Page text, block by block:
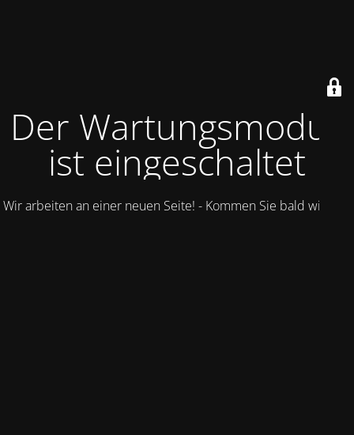
Der Wartungsmodus
ist eingeschaltet
Wir arbeiten an einer neuen Seite! - Kommen Sie bald wieder.